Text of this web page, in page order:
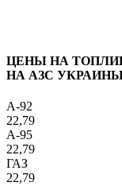
ЦЕНЫ НА
НА АЗС
A-92
22,79
A-95
22,79
ГАЗ
22,79